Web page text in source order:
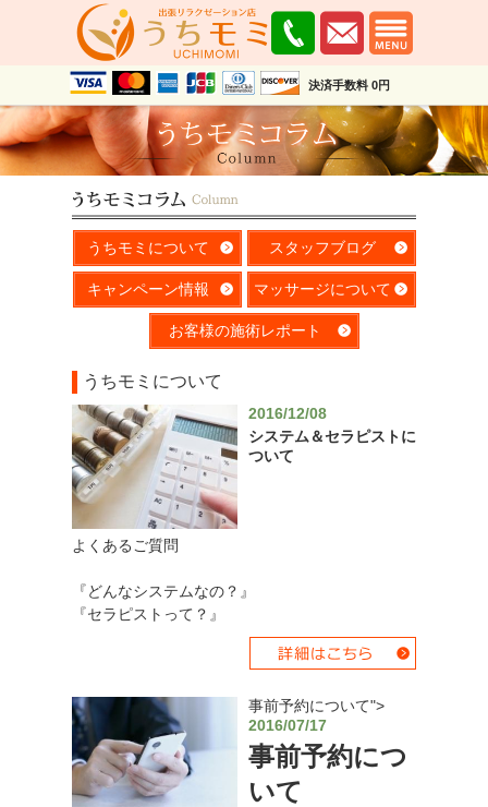
決済手数料 0円
うちモミについて スタッフブログ
キャンペーン情報 マッサージについて
お客様の施術レポート
うちモミについて
2016/12/08
システム＆セラピストに
ついて
よくあるご質問
『どんなシステムなの？』
『セラピストって？』
事前予約について">
2016/07/17
事前予約につ
いて